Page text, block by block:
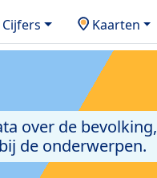
Cijfers Kaarten
over de bevolking,
de onderwerpen.